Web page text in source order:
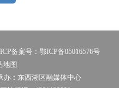
备案号：鄂ICP备05016576号
地图
办：东西湖区融媒体中心